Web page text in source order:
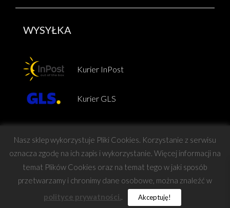
WYSYŁKA
Kurier InPost
Kurier GLS
Copyright © Force
projekt i wykonanie: Barteo Mastafu Design
Nasz sklep wykorzystuje Pliki Cookies. Korzystanie z serwisu
oznacza zgodę na ich zapis i wykorzystanie. Więcej informacji na
temat Plików Cookies oraz na temat tego w jaki sposób
przetwarzamy i chronimy dane osobowe, można znaleźć w
polityce prywatności.. Akceptuję!